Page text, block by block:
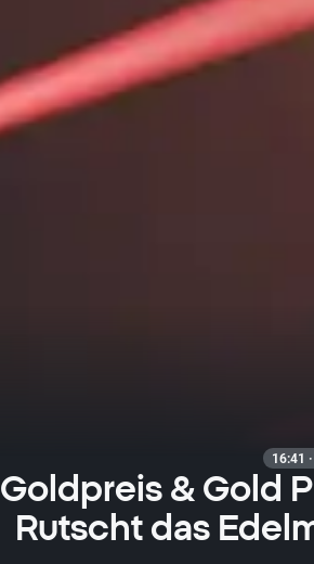
16:41
Goldpreis & Gold
Rutscht das